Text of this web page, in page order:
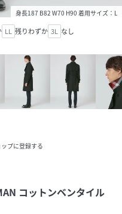
身長187 B82 W70 H90 着用サイズ：L
LL 残りわずか 3L なし
プに登録する
コットンベンタイル